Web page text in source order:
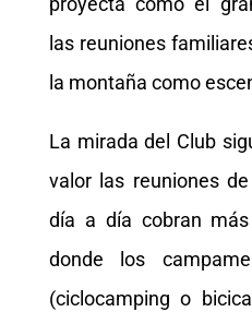
las reuniones
la montaña como
La mirada del Club
valor las reuniones
día a día cobran
donde los
(ciclocamping o